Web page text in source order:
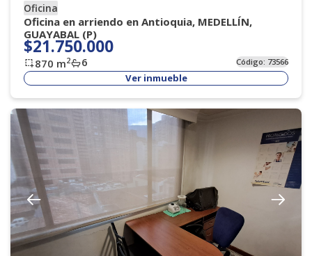
Oficina
Oficina en arriendo en Antioquia, MEDELLÍN,
GUAYABAL (P)
$21.750.000
870 m2 6 Código: 73566
Ver inmueble